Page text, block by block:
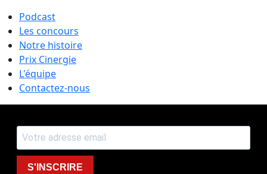
Podcast
Les concours
Notre histoire
Prix Cinergie
L'équipe
Contactez-nous
S'INSCRIRE